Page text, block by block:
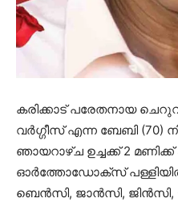
കരിക്കാട് പരേതനായ
വര്‍ഗ്ഗീസ് എന്ന ബേബി (70)
ഞായറാഴ്ച ഉച്ചക്ക് 2
ഓര്‍ത്തോഡോക്‌സ്
ബെന്‍സി, ജാന്‍സി, ജിന്‍സി,